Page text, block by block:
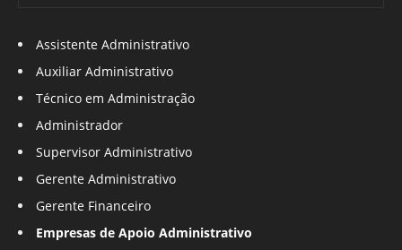
Assistente Administrativo
Auxiliar Administrativo
Técnico em Administração
Administrador
Supervisor Administrativo
Gerente Administrativo
Gerente Financeiro
Empresas de Apoio Administrativo